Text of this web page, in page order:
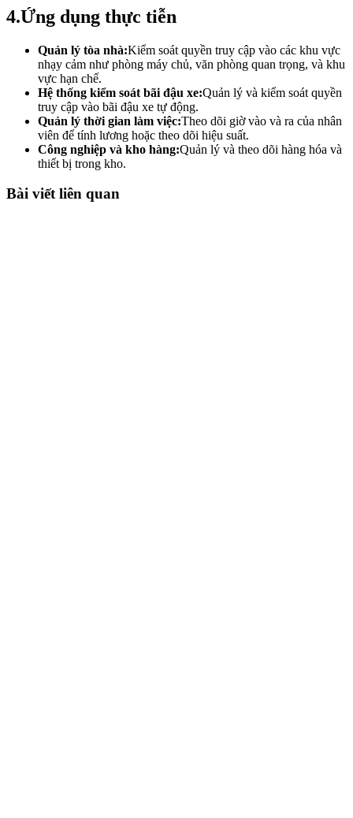
4.Ứng dụng thực tiễn
Quản lý tòa nhà:Kiểm soát quyền truy cập vào các khu vực
nhạy cảm như phòng máy chủ, văn phòng quan trọng, và khu
vực hạn chế.
Hệ thống kiểm soát bãi đậu xe:Quản lý và kiểm soát quyền
truy cập vào bãi đậu xe tự động.
Quản lý thời gian làm việc:Theo dõi giờ vào và ra của nhân
viên để tính lương hoặc theo dõi hiệu suất.
Công nghiệp và kho hàng:Quản lý và theo dõi hàng hóa và
thiết bị trong kho.
Bài viết liên quan